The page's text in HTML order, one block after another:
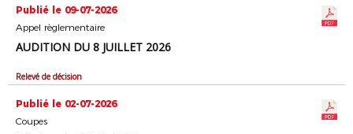
Publié le 09-07-2026
Appel règlementaire
AUDITION DU 8 JUILLET 2026
Relevé de décision
Publié le 02-07-2026
Coupes